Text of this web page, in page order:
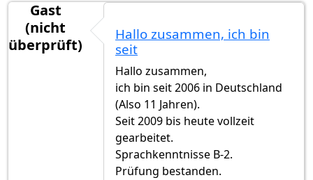
Gast
(nicht
überprüft)
Hallo zusammen, ich bin
seit
Hallo zusammen,
ich bin seit 2006 in Deutschland
(Also 11 Jahren).
Seit 2009 bis heute vollzeit
gearbeitet.
Sprachkenntnisse B-2.
Prüfung bestanden.